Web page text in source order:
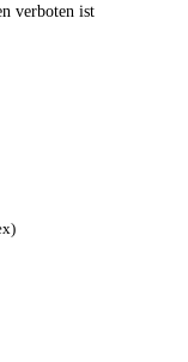
verboten ist